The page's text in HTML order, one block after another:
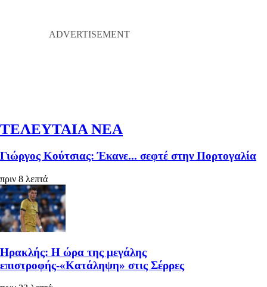
ΤΕΛΕΥΤΑΙΑ ΝΕΑ
Γιώργος Κούτσιας: Έκανε... σεφτέ στην Πορτογαλία
πριν 8 λεπτά
Ηρακλής: Η ώρα της μεγάλης
επιστροφής-«Κατάληψη» στις Σέρρες